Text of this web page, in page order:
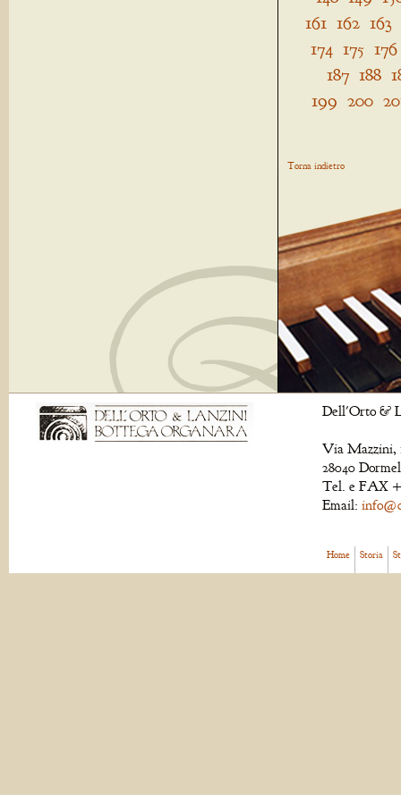
161 162 163
174 175 176
187 188
199 200
Torna indietro
Dell'Orto &
Via Mazzini,
28040
Tel. e FAX
Email:
Home Storia